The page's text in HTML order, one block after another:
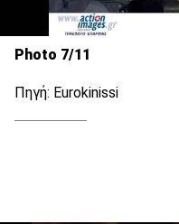
Photo 7/11
Πηγή: Eurokinissi